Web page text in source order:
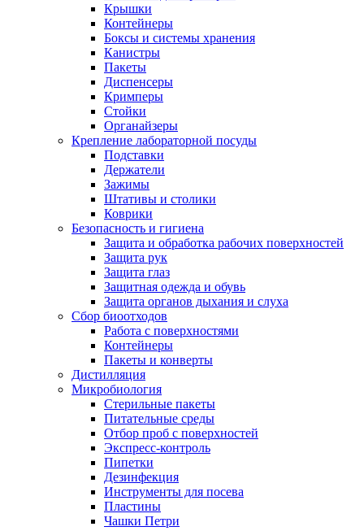
Крышки
Контейнеры
Боксы и системы хранения
Канистры
Пакеты
Диспенсеры
Кримперы
Стойки
Органайзеры
Крепление лабораторной посуды
Подставки
Держатели
Зажимы
Штативы и столики
Коврики
Безопасность и гигиена
Защита и обработка рабочих поверхностей
Защита рук
Защита глаз
Защитная одежда и обувь
Защита органов дыхания и слуха
Сбор биоотходов
Работа с поверхностями
Контейнеры
Пакеты и конверты
Дистилляция
Микробиология
Стерильные пакеты
Питательные среды
Отбор проб с поверхностей
Экспресс-контроль
Пипетки
Дезинфекция
Инструменты для посева
Пластины
Чашки Петри